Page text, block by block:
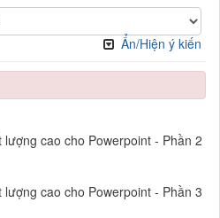
Ẩn/Hiện ý kiến
cao cho Powerpoint - Phần 2
cao cho Powerpoint - Phần 3